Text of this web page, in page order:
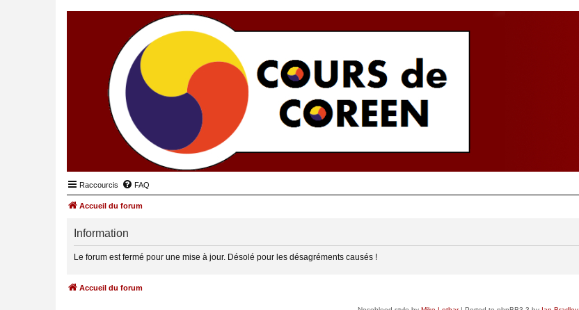
Raccourcis FAQ
Accueil du forum
Information
Le forum est fermé pour une mise à jour. Désolé pour les désagréments causés !
Accueil du forum